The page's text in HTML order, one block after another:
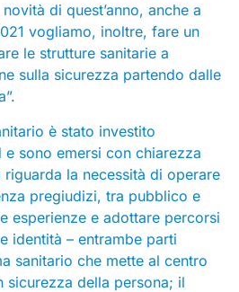
di quest’anno, anche a
vogliamo, inoltre, fare un
le strutture sanitarie a
sulla sicurezza partendo dalle
è stato investito
e sono emersi con chiarezza
la necessità di operare
pregiudizi, tra pubblico e
esperienze e adottare percorsi
identità – entrambe parti
sanitario che mette al centro
sicurezza della persona; il